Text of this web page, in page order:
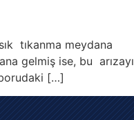
tıkanma meydana
gelmiş ise, bu arızayı
[…]